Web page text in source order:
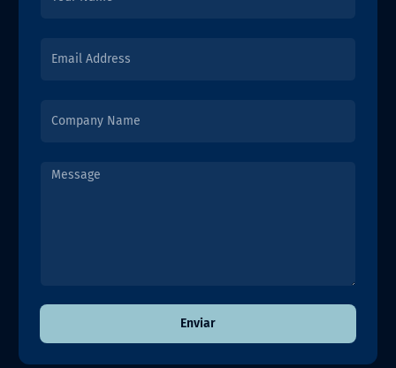
Enviar